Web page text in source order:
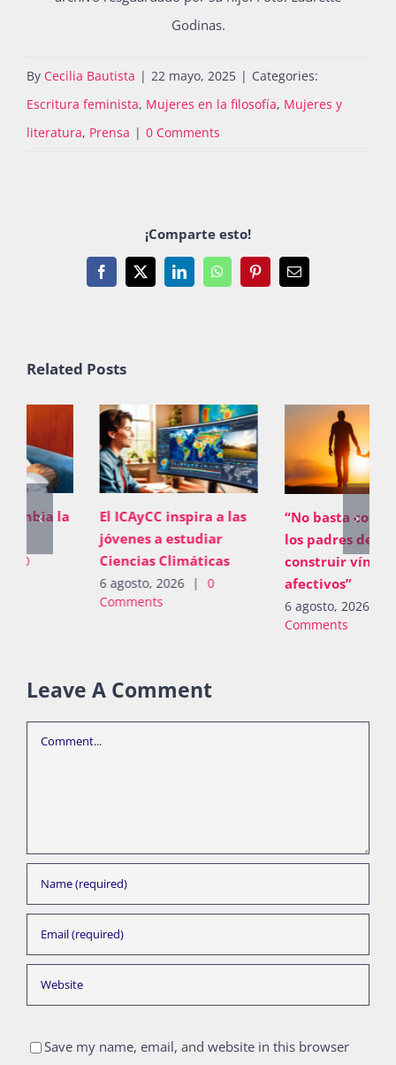
Godinas.
By Cecilia Bautista | 22 mayo, 2025 | Categories:
Escritura feminista, Mujeres en la filosofía, Mujeres y
literatura, Prensa | 0 Comments
¡Comparte esto!
Facebook
X LinkedInWhatsAppPinterestEmail
Related Posts
El ICAyCC inspira a las
jóvenes a estudiar
Ciencias Climáticas
6 agosto, 2026 | 0
“No basta con proveer;
los padres deben
construir vínculos
afectivos”
6 agosto, 2026 | 0
Leave A Comment
Comment
Save my name, email, and website in this browser